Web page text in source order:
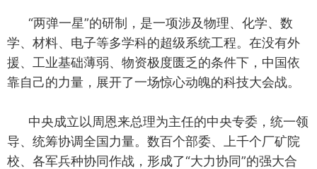
“两弹一星”的研制，是一项涉及物理、化学、数
学、材料、电子等多学科的超级系统工程。在没有外
援、工业基础薄弱、物资极度匮乏的条件下，中国依
靠自己的力量，展开了一场惊心动魄的科技大会战。
中央成立以周恩来总理为主任的中央专委，统一领
导、统筹协调全国力量。数百个部委、上千个厂矿院
校、各军兵种协同作战，形成了“大力协同”的强大合